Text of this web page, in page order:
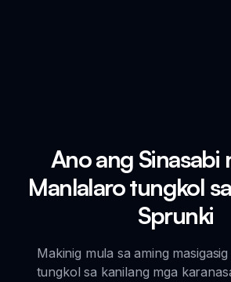
Ano ang Sinasabi
Manlalaro tungkol
Sprunki
Makinig mula sa aming
tungkol sa kanilang mga